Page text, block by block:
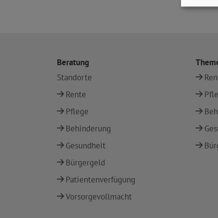
Beratung
Standorte
Rente
Pflege
Behinderung
Gesundheit
Bürgergeld
Patientenverfügung
Vorsorgevollmacht